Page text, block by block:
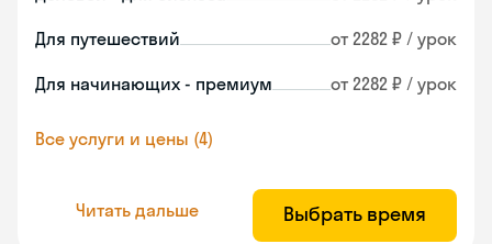
Для путешествий от 2282 ₽ / урок
Для начинающих - премиум от 2282 ₽ / урок
Все услуги и цены (4)
Читать дальше Выбрать время